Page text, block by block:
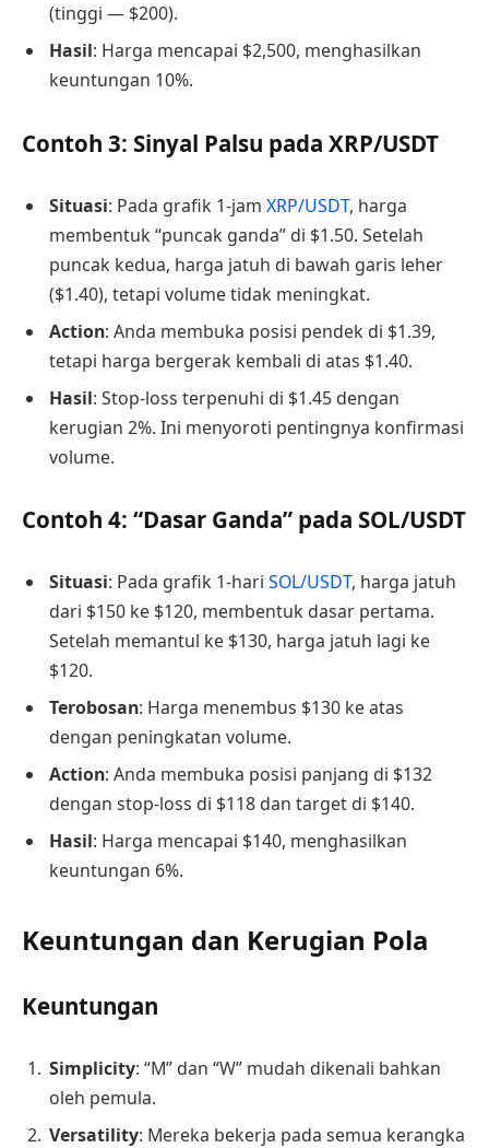
(tinggi — $200).
Hasil: Harga mencapai $2,500, menghasilkan
keuntungan 10%.
Contoh 3: Sinyal Palsu pada XRP/USDT
Situasi: Pada grafik 1-jam XRP/USDT, harga
membentuk “puncak ganda” di $1.50. Setelah
puncak kedua, harga jatuh di bawah garis leher
($1.40), tetapi volume tidak meningkat.
Action: Anda membuka posisi pendek di $1.39,
tetapi harga bergerak kembali di atas $1.40.
Hasil: Stop-loss terpenuhi di $1.45 dengan
kerugian 2%. Ini menyoroti pentingnya konfirmasi
volume.
Contoh 4: “Dasar Ganda” pada SOL/USDT
Situasi: Pada grafik 1-hari SOL/USDT, harga jatuh
dari $150 ke $120, membentuk dasar pertama.
Setelah memantul ke $130, harga jatuh lagi ke
$120.
Terobosan: Harga menembus $130 ke atas
dengan peningkatan volume.
Action: Anda membuka posisi panjang di $132
dengan stop-loss di $118 dan target di $140.
Hasil: Harga mencapai $140, menghasilkan
keuntungan 6%.
Keuntungan dan Kerugian Pola
Keuntungan
Simplicity: “M” dan “W” mudah dikenali bahkan
oleh pemula.
Versatility: Mereka bekerja pada semua kerangka